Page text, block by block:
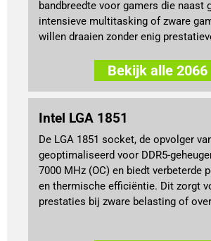
bandbreedte voor gamers die naast
intensieve multitasking of zware
willen draaien zonder enig
Bekijk alle 2066
Intel LGA 1851
De LGA 1851 socket, de opvolger
geoptimaliseerd voor DDR5-
7000 MHz (OC) en biedt verbeterde
en thermische efficiëntie. Dit zorgt
prestaties bij zware belasting of